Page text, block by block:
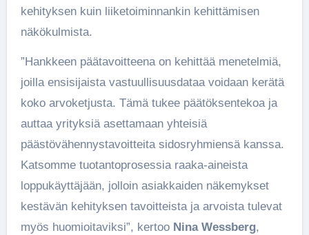
kehityksen kuin liiketoiminnankin kehittämisen
näkökulmista.
”Hankkeen päätavoitteena on kehittää menetelmiä,
joilla ensisijaista vastuullisuusdataa voidaan kerätä
koko arvoketjusta. Tämä tukee päätöksentekoa ja
auttaa yrityksiä asettamaan yhteisiä
päästövähennystavoitteita sidosryhmiensä kanssa.
Katsomme tuotantoprosessia raaka-aineista
loppukäyttäjään, jolloin asiakkaiden näkemykset
kestävän kehityksen tavoitteista ja arvoista tulevat
myös huomioitaviksi”, kertoo Nina Wessberg,